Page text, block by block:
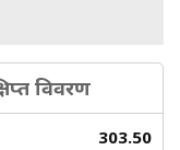
विवरण
303.50